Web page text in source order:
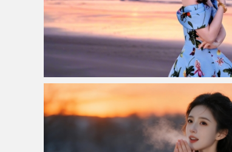
刘亦菲 海滩 日落 唯美摄影 5K美女壁纸5120x3200